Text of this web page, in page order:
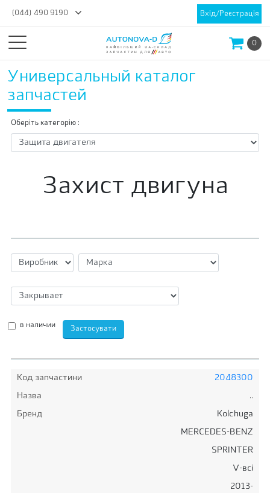
(044) 490 9190 Вхід/Реєстрація
0
Универсальный каталог
запчастей
Оберіть категорію :
Захист двигуна
в наличии
Код запчастини
2048300
Назва
..
Бренд
Kolchuga
MERCEDES-BENZ
SPRINTER
V-всі
2013-